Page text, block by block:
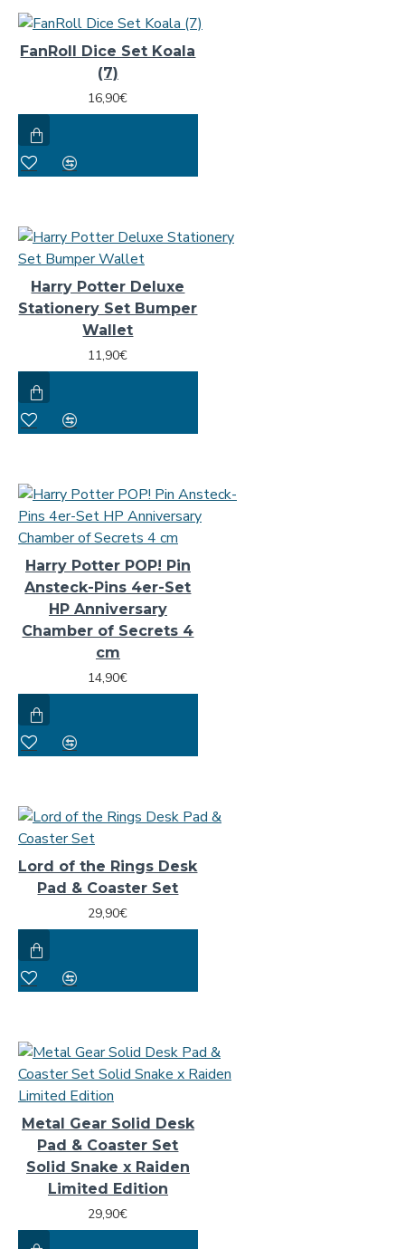
FanRoll Dice Set Koala
(7)
16,90€
Harry Potter Deluxe
Stationery Set Bumper
Wallet
11,90€
Harry Potter POP! Pin
Ansteck-Pins 4er-Set
HP Anniversary
Chamber of Secrets 4
cm
14,90€
Lord of the Rings Desk
Pad & Coaster Set
29,90€
Metal Gear Solid Desk
Pad & Coaster Set
Solid Snake x Raiden
Limited Edition
29,90€